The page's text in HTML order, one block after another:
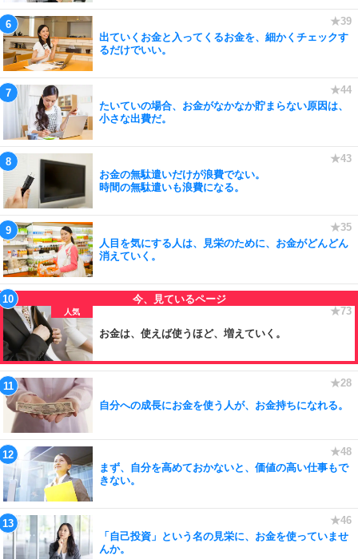
出ていくお金と入ってくるお金を、細かくチェックす
るだけでいい。
たいていの場合、お金がなかなか貯まらない原因は、
小さな出費だ。
お金の無駄遣いだけが浪費でない。
時間の無駄遣いも浪費になる。
人目を気にする人は、見栄のために、お金がどんどん
消えていく。
お金は、使えば使うほど、増えていく。
自分への成長にお金を使う人が、お金持ちになれる。
まず、自分を高めておかないと、価値の高い仕事もで
きない。
「自己投資」という名の見栄に、お金を使っていませ
んか。